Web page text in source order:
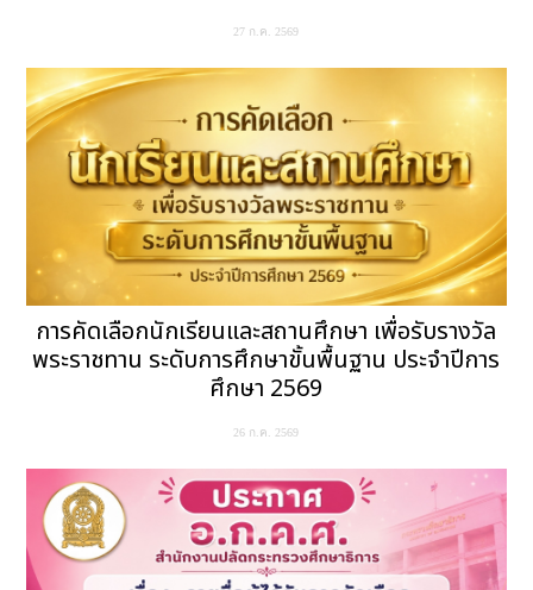
27 ก.ค. 2569
การคัดเลือกนักเรียนและสถานศึกษา เพื่อรับรางวัล
พระราชทาน ระดับการศึกษาขั้นพื้นฐาน ประจำปีการ
ศึกษา 2569
26 ก.ค. 2569